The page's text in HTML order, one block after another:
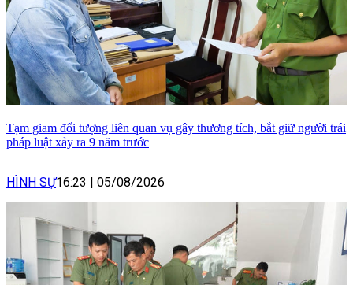
Tạm giam đối tượng liên quan vụ gây thương tích, bắt giữ người trái
pháp luật xảy ra 9 năm trước
HÌNH SỰ16:23 05/08/2026